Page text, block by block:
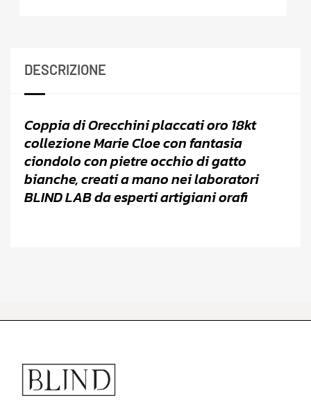
DESCRIZIONE
Coppia di Orecchini placcati oro 18kt
collezione Marie Cloe con fantasia
ciondolo con pietre occhio di gatto
bianche, creati a mano nei laboratori
BLIND LAB da esperti artigiani orafi